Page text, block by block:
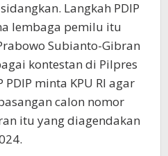
Langkah PDIP
lembaga pemilu itu
Subianto-Gibran
kontestan di Pilpres
minta KPU RI agar
calon nomor
itu yang diagendakan